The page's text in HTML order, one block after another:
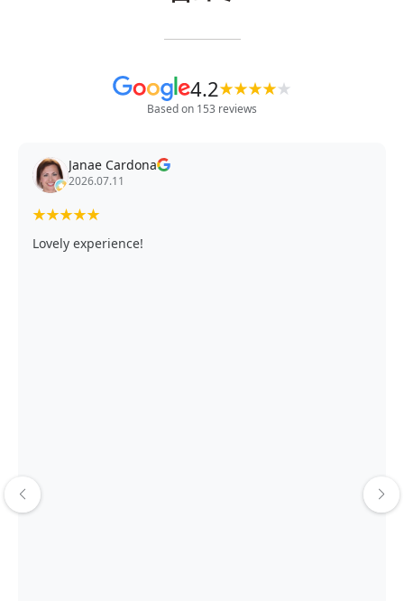
4.2★★★★★
Based on 153 reviews
Janae Cardona
2026.07.11
★★★★★
Lovely experience!